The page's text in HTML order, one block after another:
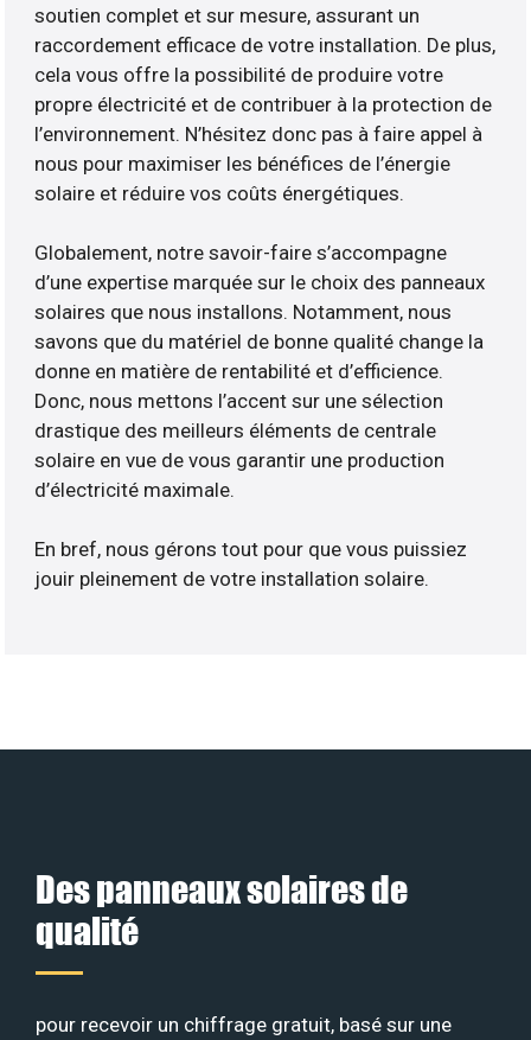
soutien complet et sur mesure, assurant un
raccordement efficace de votre installation. De plus,
cela vous offre la possibilité de produire votre
propre électricité et de contribuer à la protection de
l’environnement. N’hésitez donc pas à faire appel à
nous pour maximiser les bénéfices de l’énergie
solaire et réduire vos coûts énergétiques.
Globalement, notre savoir-faire s’accompagne
d’une expertise marquée sur le choix des panneaux
solaires que nous installons. Notamment, nous
savons que du matériel de bonne qualité change la
donne en matière de rentabilité et d’efficience.
Donc, nous mettons l’accent sur une sélection
drastique des meilleurs éléments de centrale
solaire en vue de vous garantir une production
d’électricité maximale.
En bref, nous gérons tout pour que vous puissiez
jouir pleinement de votre installation solaire.
Des panneaux solaires de
qualité
pour recevoir un chiffrage gratuit, basé sur une